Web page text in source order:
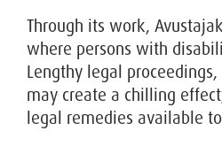
Through its work,
where persons with
Lengthy legal
may create a chilling
legal remedies available